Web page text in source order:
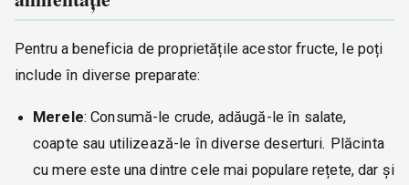
Pentru a beneficia de proprietățile acestor fructe, le poți
include în diverse preparate:
Merele: Consumă-le crude, adăugă-le în salate,
coapte sau utilizează-le în diverse deserturi. Plăcinta
cu mere este una dintre cele mai populare rețete, dar și